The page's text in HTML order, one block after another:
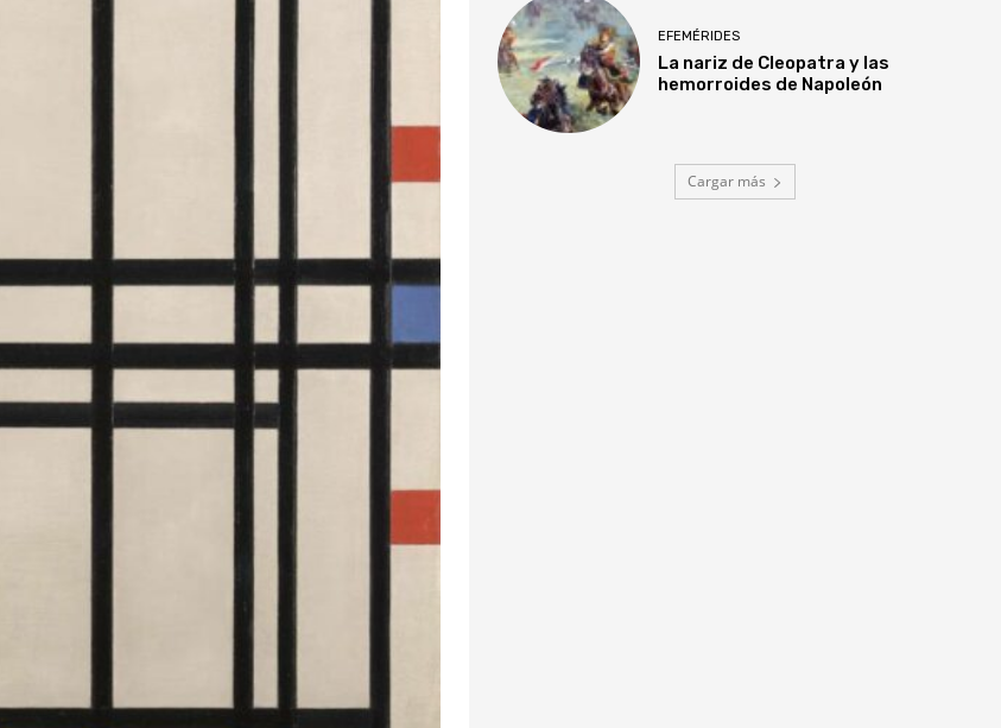
EFEMÉRIDES
La nariz de Cleopatra y las
hemorroides de Napoleón
Cargar más